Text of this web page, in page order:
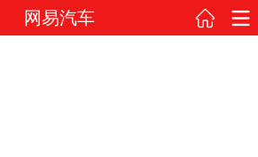
网易汽车